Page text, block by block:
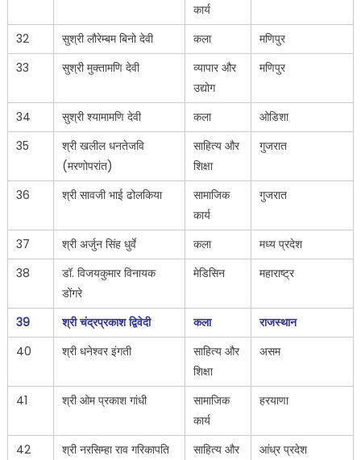
कार्य
32 सुश्री लौरेम्बम बिनो देवी कला
मणिपुर
33
सुश्री मुक्तामणि देवी
व्यापार और
उद्योग
मणिपुर
34 सुश्री श्यामामणि देवी कला
ओडिशा
35
श्री खलील धनतेजवि
(मरणोपरांत)
साहित्य और
शिक्षा
गुजरात
36 श्री सावजी भाई ढोलकिया
सामाजिक
कार्य
गुजरात
37 श्री अर्जुन सिंह धुर्वे कला
मध्य प्रदेश
38
डॉ. विजयकुमार विनायक
डोंगरे
मेडिसिन महाराष्ट्र
39 श्री चंद्रप्रकाश द्विवेदी कला
राजस्थान
40
श्री धनेश्वर इंगती
साहित्य और
शिक्षा
असम
41 श्री ओम प्रकाश गांधी
सामाजिक
कार्य
हरयाणा
42 श्री नरसिम्हा राव गरिकापति
साहित्य और
आंध्र प्रदेश